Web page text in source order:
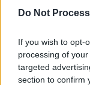
Do Not
If you wish to opt-
processing of
targeted
section to confirm
Newz Florida
Newz
Newz Illinois
Newz Ohio